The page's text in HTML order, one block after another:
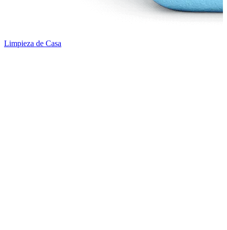
Limpieza de Casa